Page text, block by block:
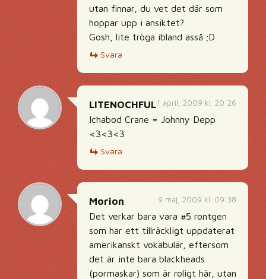
utan finnar, du vet det där som
hoppar upp i ansiktet?
Gosh, lite tröga ibland asså ;D
Svara
1 april, 2009 kl. 20:26
LITENOCHFUL
Ichabod Crane = Johnny Depp
<3<3<3
Svara
9 maj, 2009 kl. 09:38
Morion
Det verkar bara vara #5 rontgen
som har ett tillräckligt uppdaterat
amerikanskt vokabulär, eftersom
det är inte bara blackheads
(pormaskar) som är roligt här, utan